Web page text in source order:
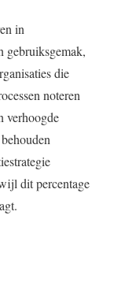
in
gebruiksgemak,
die
noteren
verhoogde
dit percentage